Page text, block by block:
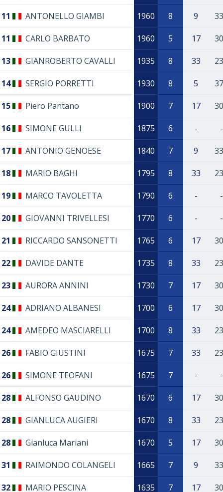
11 ANTONELLO GIAMBI 1960 8 9
11 CARLO BARBATO 1960 5 17
13 GIANROBERTO CAVALLI 1935 8 33
14 SERGIO PORRETTI 1930 8 5
15 Piero Pantano 1900 7 17
16 SIMONE GULLI 1875 6 - -
17 ANTONIO GENOESE 1840 7 9
18 MARIO BAGHI 1795 8 33
19 MARCO TAVOLETTA 1790 6 - -
20 GIOVANNI TRIVELLESI 1770 6 - -
21 RICCARDO SANSONETTI 1765 6 17
22 DAVIDE DANTE 1735 8 33
23 AURORA ANNINI 1730 7 17
24 ADRIANO ALBANESI 1700 6 17
24 AMEDEO MASCIARELLI 1700 8 33
26 FABIO GIUSTINI 1675 7 33
26 SIMONE TEOFANI 1675 7 - -
28 ALFONSO GAUDINO 1670 6 17
28 GIANLUCA AUGIERI 1670 8 33
28 Gianluca Mariani 1670 5 17
31 RAIMONDO COLANGELI 1665 7 9
32 MARIO PESCINA 1635 7 17